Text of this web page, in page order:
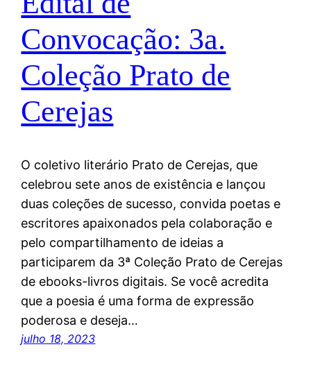
Convocação: 3a.
Coleção Prato de
Cerejas
O coletivo literário Prato de Cerejas, que
celebrou sete anos de existência e lançou
duas coleções de sucesso, convida poetas e
escritores apaixonados pela colaboração e
pelo compartilhamento de ideias a
participarem da 3ª Coleção Prato de Cerejas
de ebooks-livros digitais. Se você acredita
que a poesia é uma forma de expressão
poderosa e deseja…
julho 18, 2023